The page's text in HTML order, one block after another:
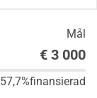
Mål
€ 3 000
57,7%finansierad